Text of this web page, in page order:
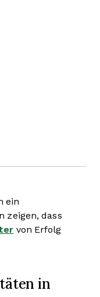
ein
zeigen, dass
von Erfolg
in